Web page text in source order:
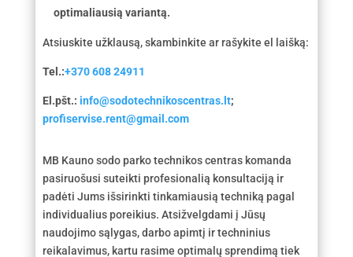
optimaliausią variantą.
Atsiuskite užklausą, skambinkite ar rašykite el laišką:
Tel.:+370 608 24911
El.pšt.: info@sodotechnikoscentras.lt;
profiservise.rent@gmail.com
MB Kauno sodo parko technikos centras komanda
pasiruošusi suteikti profesionalią konsultaciją ir
padėti Jums išsirinkti tinkamiausią techniką pagal
individualius poreikius. Atsižvelgdami į Jūsų
naudojimo sąlygas, darbo apimtį ir techninius
reikalavimus, kartu rasime optimalų sprendimą tiek